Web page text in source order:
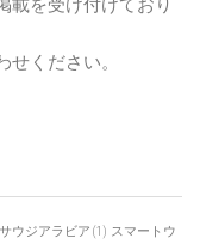
載を受け付けており
せください。
サウジアラビア (1) スマートウ